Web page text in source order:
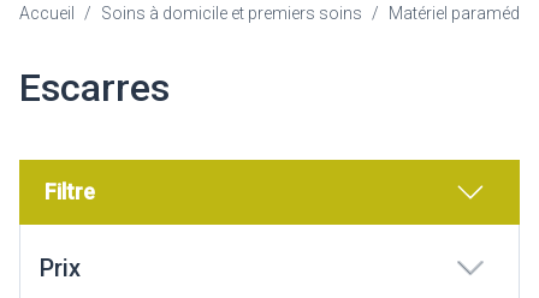
Accueil / Soins à domicile et premiers soins / Matériel
Escarres
Filtre
Prix